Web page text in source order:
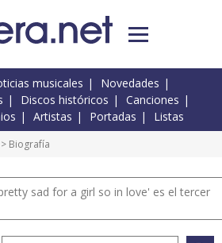
musicales
Novedades
Discos históricos
Canciones
Artistas Portadas Listas
> Biografía
sad for a girl so in love' es el tercer